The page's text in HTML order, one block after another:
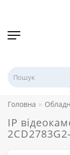
Головна
IP